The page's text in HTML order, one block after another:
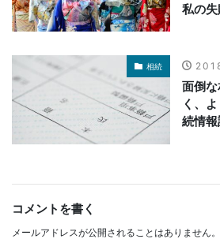
私の
相続
面倒
く、
続情
コメントを書く
メールアドレスが公開されることはありません。